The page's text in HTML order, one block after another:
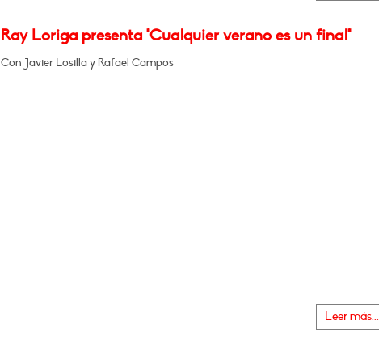
Ray Loriga presenta "Cualquier verano es un final"
Con Javier Losilla y Rafael Campos
Leer más...